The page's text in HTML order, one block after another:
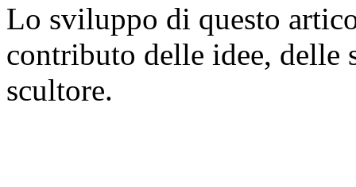
Lo sviluppo di questo
contributo delle idee, delle
scultore.